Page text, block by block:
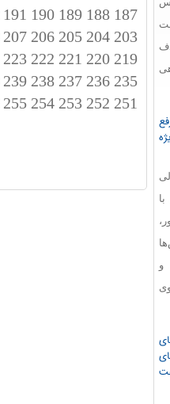
و
187
188
189
190
191
203
204
205
206
207
219
220
221
222
223
235
236
237
238
239
251
252
253
254
255